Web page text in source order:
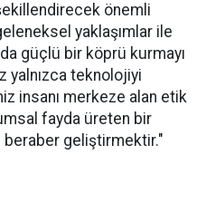
şekillendirecek önemli
yaklaşımlar ile
güçlü bir köprü kurmayı
yalnızca teknolojiyi
insanı merkeze alan etik
fayda üreten bir
beraber geliştirmektir."